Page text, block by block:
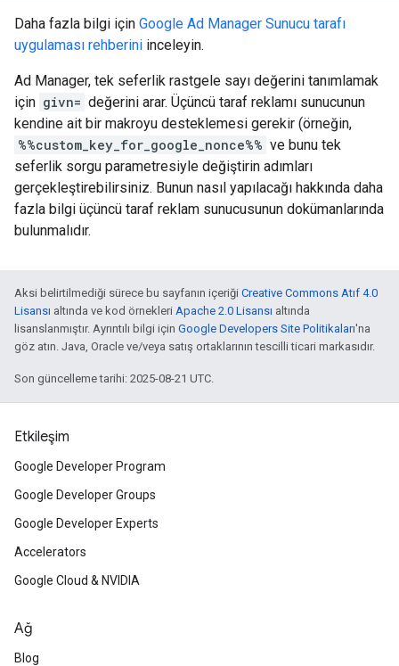
Daha fazla bilgi için Google Ad Manager Sunucu tarafı
uygulaması rehberini inceleyin.
Ad Manager, tek seferlik rastgele sayı değerini tanımlamak
için givn= değerini arar. Üçüncü taraf reklamı sunucunun
kendine ait bir makroyu desteklemesi gerekir (örneğin,
%%custom_key_for_google_nonce%% ve bunu tek
seferlik sorgu parametresiyle değiştirin adımları
gerçekleştirebilirsiniz. Bunun nasıl yapılacağı hakkında daha
fazla bilgi üçüncü taraf reklam sunucusunun dokümanlarında
bulunmalıdır.
Aksi belirtilmediği sürece bu sayfanın içeriği Creative Commons Atıf 4.0
Lisansı altında ve kod örnekleri Apache 2.0 Lisansı altında
lisanslanmıştır. Ayrıntılı bilgi için Google Developers Site Politikaları'na
göz atın. Java, Oracle ve/veya satış ortaklarının tescilli ticari markasıdır.
Son güncelleme tarihi: 2025-08-21 UTC.
Etkileşim
Google Developer Program
Google Developer Groups
Google Developer Experts
Accelerators
Google Cloud & NVIDIA
Ağ
Blog